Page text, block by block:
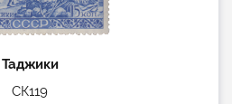
Таджики
СК119